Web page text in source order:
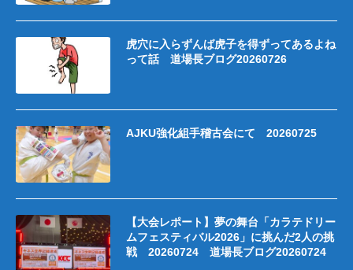
虎穴に入らずんば虎子を得ずってあるよね
って話 道場長ブログ20260726
AJKU強化組手稽古会にて 20260725
【大会レポート】夢の舞台「カラテドリー
ムフェスティバル2026」に挑んだ2人の挑
戦 20260724 道場長ブログ20260724